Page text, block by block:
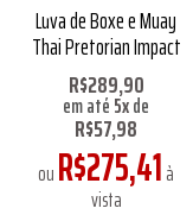
Luva de Boxe e Muay
Thai Pretorian Impact
R$289,90
em até5xde
R$57,98
ouR$275,41à
vista